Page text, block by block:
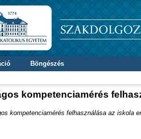
Böngészés
kompetenciamérés
kompetenciamérés felhasználása az iskola